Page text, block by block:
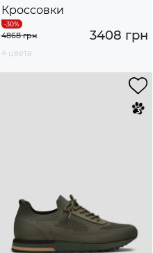
Кроссовки
3408 грн
4868 грн
4 цвета